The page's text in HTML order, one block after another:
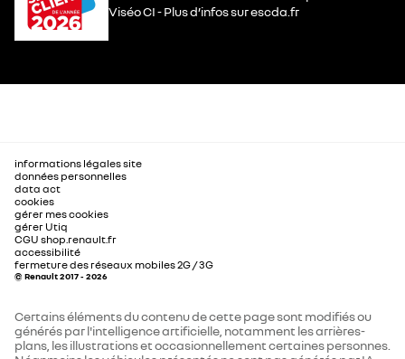
Viséo CI - Plus d’infos sur escda.fr
informations légales site
données personnelles
data act
cookies
gérer mes cookies
gérer Utiq
CGU shop.renault.fr
accessibilité
fermeture des réseaux mobiles 2G / 3G
© Renault 2017 - 2026
Certains éléments du contenu de cette page sont modifiés ou
générés par l'intelligence artificielle, notamment les arrières-
plans, les illustrations et occasionnellement certaines personnes.